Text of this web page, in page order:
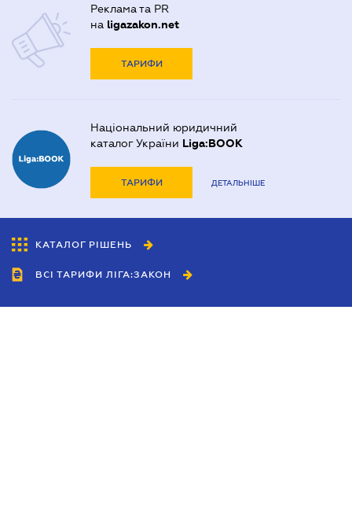
Реклама та PR
на ligazakon.net
ТАРИФИ
Національний юридичний
каталог України Liga:BOOK
ТАРИФИ ДЕТАЛЬНІШЕ
КАТАЛОГ РІШЕНЬ
ВСІ ТАРИФИ ЛІГА:ЗАКОН